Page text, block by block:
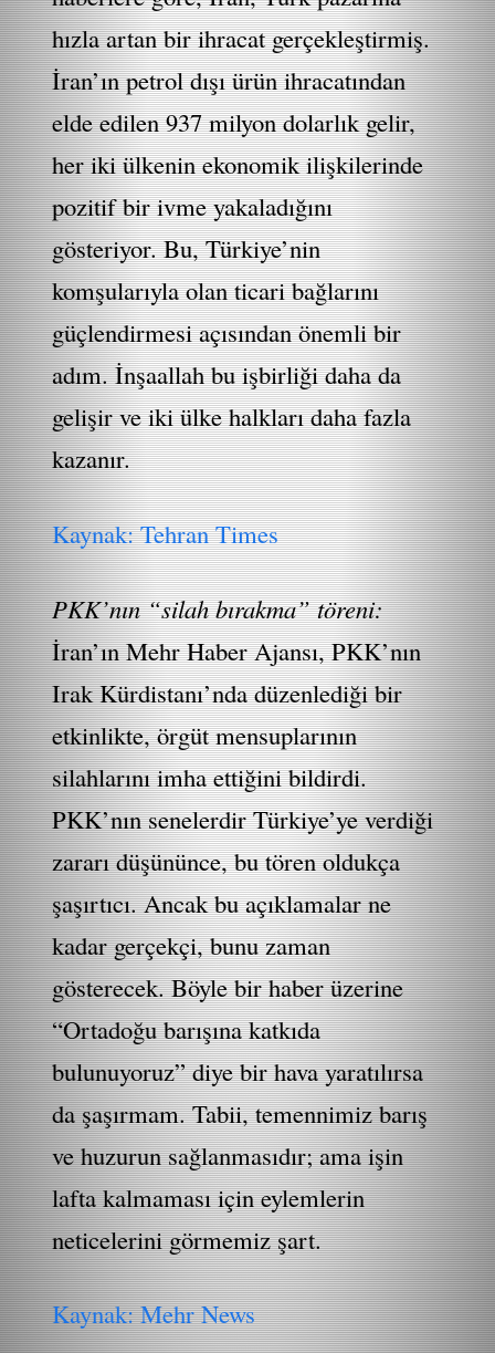
hızla artan bir ihracat gerçekleştirmiş.
İran’ın petrol dışı ürün ihracatından
elde edilen 937 milyon dolarlık gelir,
her iki ülkenin ekonomik ilişkilerinde
pozitif bir ivme yakaladığını
gösteriyor. Bu, Türkiye’nin
komşularıyla olan ticari bağlarını
güçlendirmesi açısından önemli bir
adım. İnşaallah bu işbirliği daha da
gelişir ve iki ülke halkları daha fazla
kazanır.
Kaynak: Tehran Times
PKK’nın “silah bırakma” töreni:
İran’ın Mehr Haber Ajansı, PKK’nın
Irak Kürdistanı’nda düzenlediği bir
etkinlikte, örgüt mensuplarının
silahlarını imha ettiğini bildirdi.
PKK’nın senelerdir Türkiye’ye verdiği
zararı düşününce, bu tören oldukça
şaşırtıcı. Ancak bu açıklamalar ne
kadar gerçekçi, bunu zaman
gösterecek. Böyle bir haber üzerine
“Ortadoğu barışına katkıda
bulunuyoruz” diye bir hava yaratılırsa
da şaşırmam. Tabii, temennimiz barış
ve huzurun sağlanmasıdır; ama işin
lafta kalmaması için eylemlerin
neticelerini görmemiz şart.
Kaynak: Mehr News